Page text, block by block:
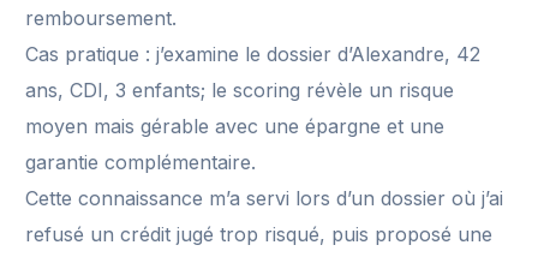
remboursement.
Cas pratique : j’examine le dossier d’Alexandre, 42
ans, CDI, 3 enfants; le scoring révèle un risque
moyen mais gérable avec une épargne et une
garantie complémentaire.
Cette connaissance m’a servi lors d’un dossier où j’ai
refusé un crédit jugé trop risqué, puis proposé une